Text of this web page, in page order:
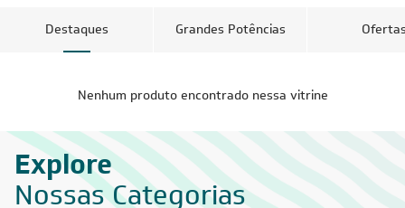
Destaques Grandes Potências
Nenhum produto encontrado nessa vitrine
Explore
Nossas Categorias